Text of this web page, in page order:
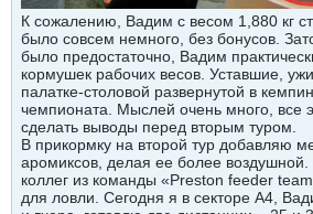
К сожалению, Вадим с весом 1,880 кг
было совсем немного, без бонусов.
было предостаточно, Вадим
кормушек рабочих весов. Уставшие,
палатке-столовой развернутой в
чемпионата. Мыслей очень много, все
сделать выводы перед вторым туром.
В прикормку на второй тур добавляю
аромиксов, делая ее более
коллег из команды «Preston feeder
для ловли. Сегодня я в секторе А4,